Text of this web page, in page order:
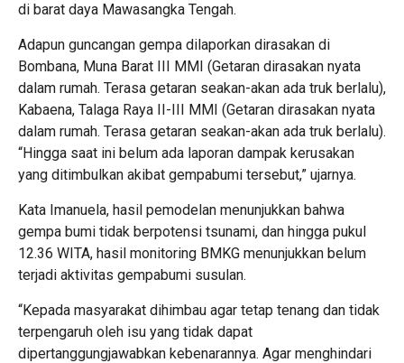
di barat daya Mawasangka Tengah.
Adapun guncangan gempa dilaporkan dirasakan di
Bombana, Muna Barat III MMI (Getaran dirasakan nyata
dalam rumah. Terasa getaran seakan-akan ada truk berlalu),
Kabaena, Talaga Raya II-III MMI (Getaran dirasakan nyata
dalam rumah. Terasa getaran seakan-akan ada truk berlalu).
“Hingga saat ini belum ada laporan dampak kerusakan
yang ditimbulkan akibat gempabumi tersebut,” ujarnya.
Kata Imanuela, hasil pemodelan menunjukkan bahwa
gempa bumi tidak berpotensi tsunami, dan hingga pukul
12.36 WITA, hasil monitoring BMKG menunjukkan belum
terjadi aktivitas gempabumi susulan.
“Kepada masyarakat dihimbau agar tetap tenang dan tidak
terpengaruh oleh isu yang tidak dapat
dipertanggungjawabkan kebenarannya. Agar menghindari